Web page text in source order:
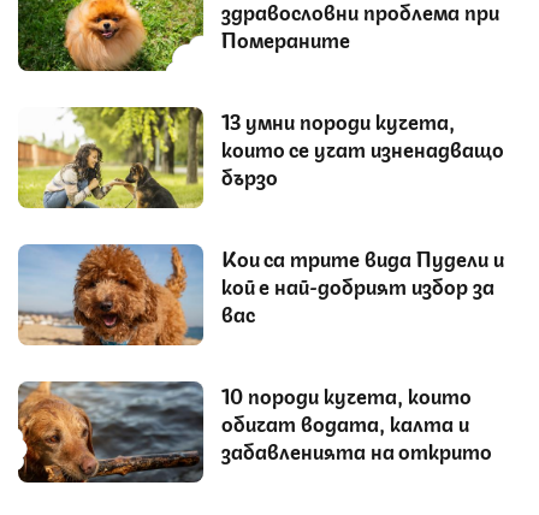
здравословни проблема при
Помераните
13 умни породи кучета,
които се учат изненадващо
бързо
Кои са трите вида Пудели и
кой е най-добрият избор за
вас
10 породи кучета, които
обичат водата, калта и
забавленията на открито